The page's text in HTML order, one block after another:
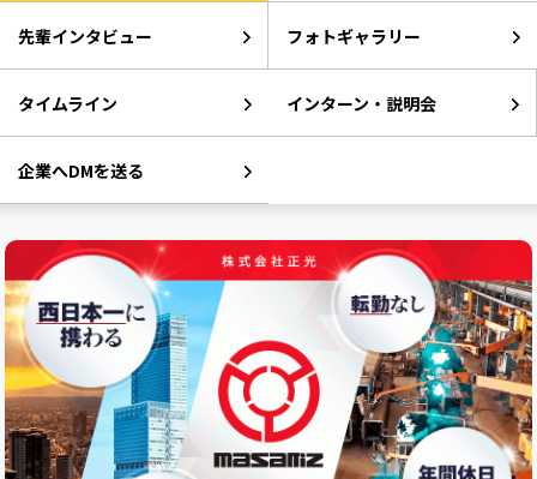
先輩インタビュー フォトギャラリー
タイムライン インターン・説明会
企業へDMを送る